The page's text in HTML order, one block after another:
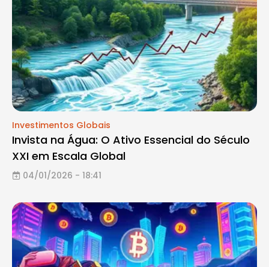
Investimentos Globais
Invista na Água: O Ativo Essencial do Século
XXI em Escala Global
04/01/2026 - 18:41